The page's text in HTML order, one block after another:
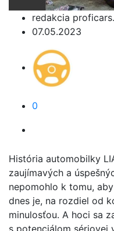
redakcia
07.05.2023
0
História automobilky
zaujímavých a
nepomohlo k tomu,
dnes je, na rozdiel od
minulosťou. A hoci sa
s potenciálom sériovej